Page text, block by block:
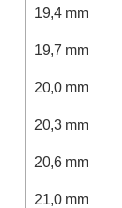
19,4 mm
19,7 mm
20,0 mm
20,3 mm
20,6 mm
21,0 mm